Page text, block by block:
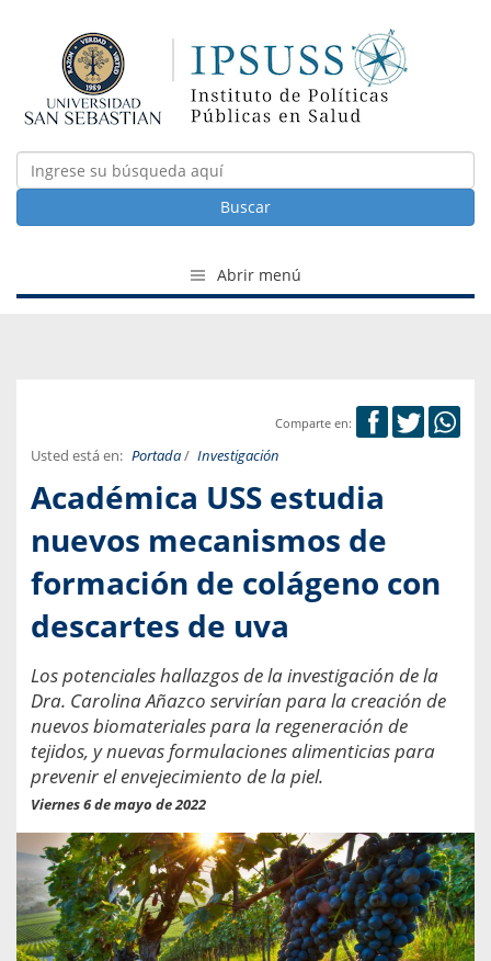
Buscar
Abrir menú
Comparte en:
Usted está en: Portada/ Investigación
Académica USS estudia
nuevos mecanismos de
formación de colágeno con
descartes de uva
Los potenciales hallazgos de la investigación de la
Dra. Carolina Añazco servirían para la creación de
nuevos biomateriales para la regeneración de
tejidos, y nuevas formulaciones alimenticias para
prevenir el envejecimiento de la piel.
Viernes 6 de mayo de 2022